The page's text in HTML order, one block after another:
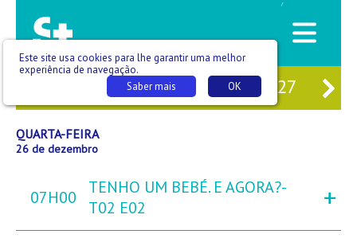
/
25 QUA 26 QUI 27
QUARTA-FEIRA
26 de dezembro
07H00
TENHO UM BEBÉ. E AGORA?-
T02 E02
+
Este site usa cookies para lhe garantir uma melhor
experiência de navegação.
OK
Saber mais